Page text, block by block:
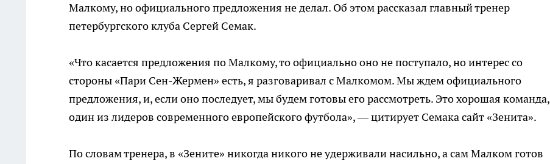
Малкому, но официального предложения не делал. Об этом рассказал главный тренер
петербургского клуба Сергей Семак.
«Что касается предложения по Малкому, то официально оно не поступало, но интерес со
стороны «Пари Сен-Жермен» есть, я разговаривал с Малкомом. Мы ждем официального
предложения, и, если оно последует, мы будем готовы его рассмотреть. Это хорошая команда,
один из лидеров современного европейского футбола», — цитирует Семака сайт «Зенита».
По словам тренера, в «Зените» никогда никого не удерживали насильно, а сам Малком готов